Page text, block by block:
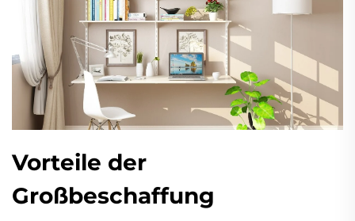
Vorteile der
Großbeschaffung